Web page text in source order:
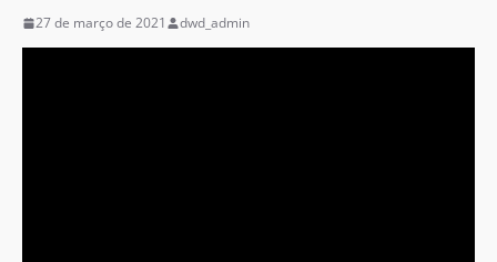
27 de março de 2021 dwd_admin